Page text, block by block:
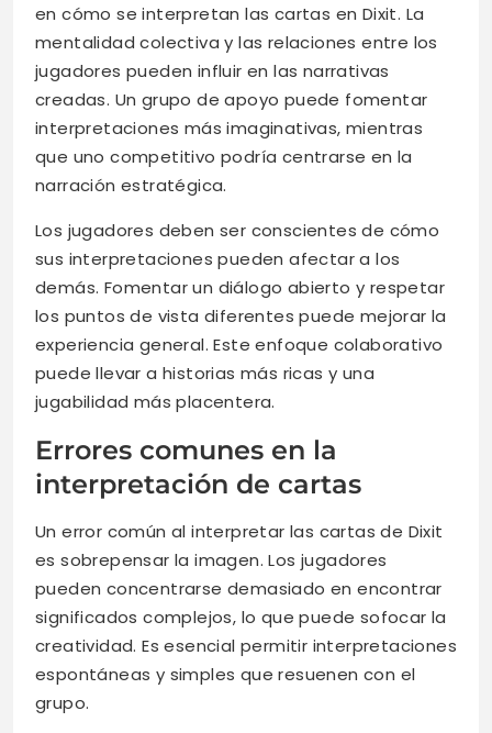
en cómo se interpretan las cartas en Dixit. La
mentalidad colectiva y las relaciones entre los
jugadores pueden influir en las narrativas
creadas. Un grupo de apoyo puede fomentar
interpretaciones más imaginativas, mientras
que uno competitivo podría centrarse en la
narración estratégica.
Los jugadores deben ser conscientes de cómo
sus interpretaciones pueden afectar a los
demás. Fomentar un diálogo abierto y respetar
los puntos de vista diferentes puede mejorar la
experiencia general. Este enfoque colaborativo
puede llevar a historias más ricas y una
jugabilidad más placentera.
Errores comunes en la
interpretación de cartas
Un error común al interpretar las cartas de Dixit
es sobrepensar la imagen. Los jugadores
pueden concentrarse demasiado en encontrar
significados complejos, lo que puede sofocar la
creatividad. Es esencial permitir interpretaciones
espontáneas y simples que resuenen con el
grupo.